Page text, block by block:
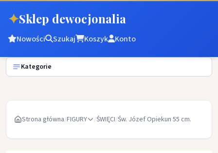
✦Sklep dewocjonalia
Nowości Szukaj Koszyk Konto
Kategorie
Strona główna/FIGURY /ŚWIĘCI/Św. Józef Opiekun 55 cm.